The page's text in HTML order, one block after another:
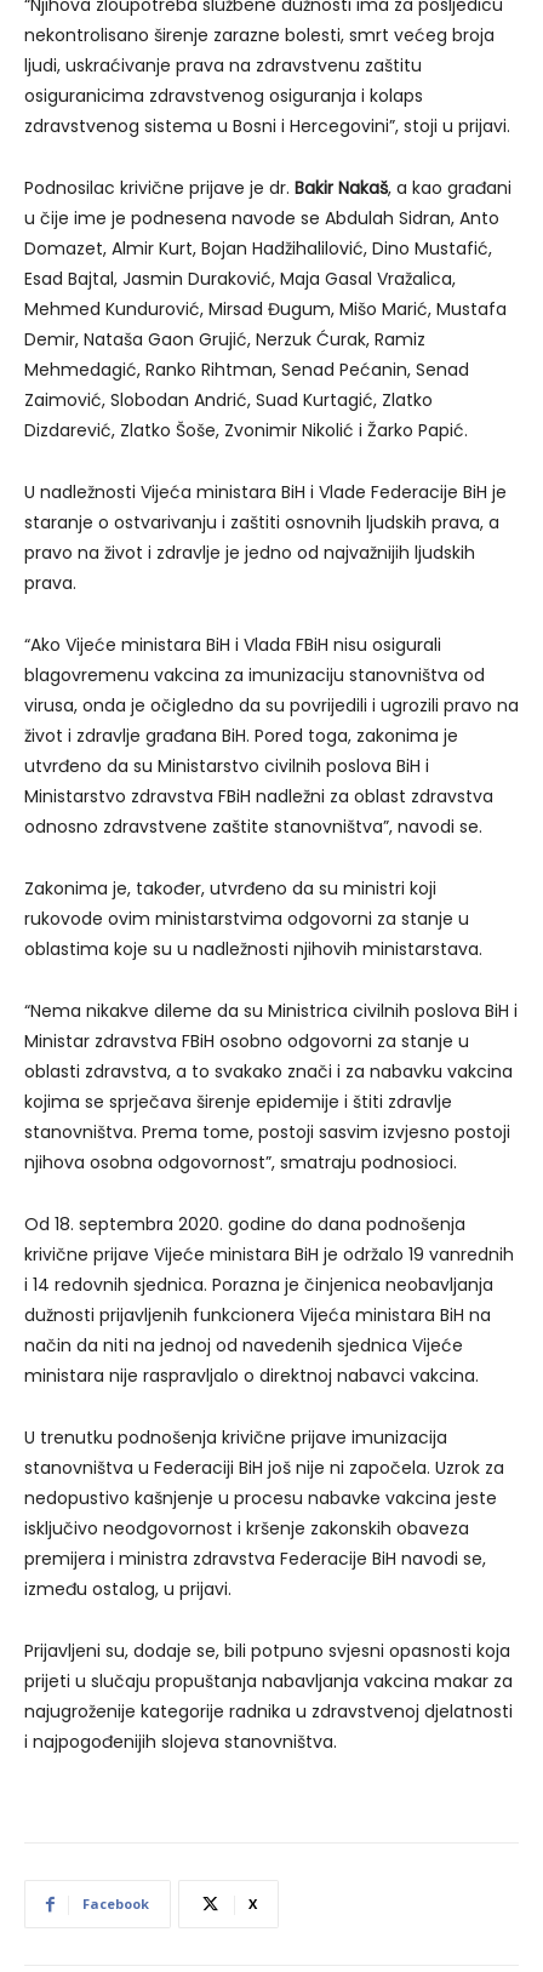
“Njihova zloupotreba službene dužnosti ima za posljedicu
nekontrolisano širenje zarazne bolesti, smrt većeg broja
ljudi, uskraćivanje prava na zdravstvenu zaštitu
osiguranicima zdravstvenog osiguranja i kolaps
zdravstvenog sistema u Bosni i Hercegovini”, stoji u prijavi.
Podnosilac krivične prijave je dr. Bakir Nakaš, a kao građani
u čije ime je podnesena navode se Abdulah Sidran, Anto
Domazet, Almir Kurt, Bojan Hadžihalilović, Dino Mustafić,
Esad Bajtal, Jasmin Duraković, Maja Gasal Vražalica,
Mehmed Kundurović, Mirsad Đugum, Mišo Marić, Mustafa
Demir, Nataša Gaon Grujić, Nerzuk Ćurak, Ramiz
Mehmedagić, Ranko Rihtman, Senad Pećanin, Senad
Zaimović, Slobodan Andrić, Suad Kurtagić, Zlatko
Dizdarević, Zlatko Šoše, Zvonimir Nikolić i Žarko Papić.
U nadležnosti Vijeća ministara BiH i Vlade Federacije BiH je
staranje o ostvarivanju i zaštiti osnovnih ljudskih prava, a
pravo na život i zdravlje je jedno od najvažnijih ljudskih
prava.
“Ako Vijeće ministara BiH i Vlada FBiH nisu osigurali
blagovremenu vakcina za imunizaciju stanovništva od
virusa, onda je očigledno da su povrijedili i ugrozili pravo na
život i zdravlje građana BiH. Pored toga, zakonima je
utvrđeno da su Ministarstvo civilnih poslova BiH i
Ministarstvo zdravstva FBiH nadležni za oblast zdravstva
odnosno zdravstvene zaštite stanovništva”, navodi se.
Zakonima je, također, utvrđeno da su ministri koji
rukovode ovim ministarstvima odgovorni za stanje u
oblastima koje su u nadležnosti njihovih ministarstava.
“Nema nikakve dileme da su Ministrica civilnih poslova BiH i
Ministar zdravstva FBiH osobno odgovorni za stanje u
oblasti zdravstva, a to svakako znači i za nabavku vakcina
kojima se sprječava širenje epidemije i štiti zdravlje
stanovništva. Prema tome, postoji sasvim izvjesno postoji
njihova osobna odgovornost”, smatraju podnosioci.
Od 18. septembra 2020. godine do dana podnošenja
krivične prijave Vijeće ministara BiH je održalo 19 vanrednih
i 14 redovnih sjednica. Porazna je činjenica neobavljanja
dužnosti prijavljenih funkcionera Vijeća ministara BiH na
način da niti na jednoj od navedenih sjednica Vijeće
ministara nije raspravljalo o direktnoj nabavci vakcina.
U trenutku podnošenja krivične prijave imunizacija
stanovništva u Federaciji BiH još nije ni započela. Uzrok za
nedopustivo kašnjenje u procesu nabavke vakcina jeste
isključivo neodgovornost i kršenje zakonskih obaveza
premijera i ministra zdravstva Federacije BiH navodi se,
između ostalog, u prijavi.
Prijavljeni su, dodaje se, bili potpuno svjesni opasnosti koja
prijeti u slučaju propuštanja nabavljanja vakcina makar za
najugroženije kategorije radnika u zdravstvenoj djelatnosti
i najpogođenijih slojeva stanovništva.
Facebook X